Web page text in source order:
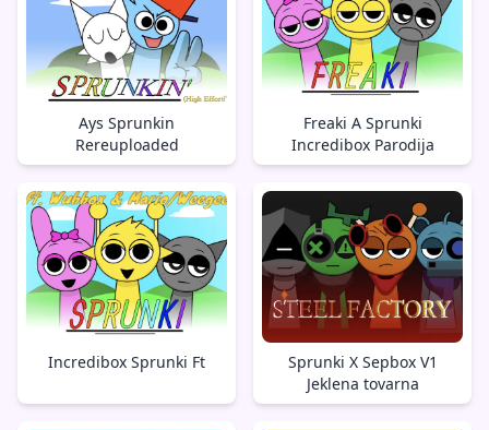
Ays Sprunkin
Rereuploaded
Freaki A Sprunki
Incredibox Parodija
Incredibox Sprunki Ft
Sprunki X Sepbox V1
Jeklena tovarna